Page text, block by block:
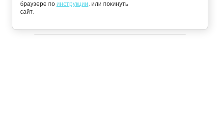
📩 Получить персональное предложение
браузере по инструкции. или покинуть
сайт.